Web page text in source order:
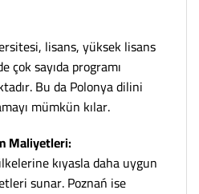
lisans, yüksek lisans
çok sayıda programı
Bu da Polonya dilini
mümkün kılar.
Maliyetleri:
kıyasla daha uygun
sunar. Poznań ise